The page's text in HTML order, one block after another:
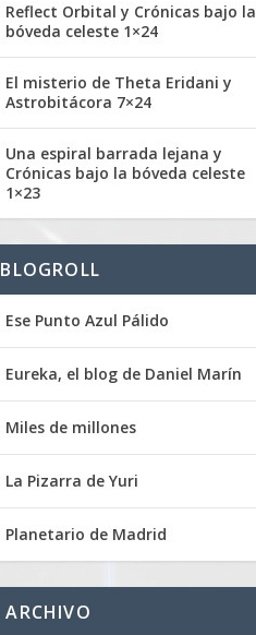
Reflect Orbital y Crónicas bajo la
bóveda celeste 1×24
El misterio de Theta Eridani y
Astrobitácora 7×24
Una espiral barrada lejana y
Crónicas bajo la bóveda celeste
1×23
BLOGROLL
Ese Punto Azul Pálido
Eureka, el blog de Daniel Marín
Miles de millones
La Pizarra de Yuri
Planetario de Madrid
ARCHIVO